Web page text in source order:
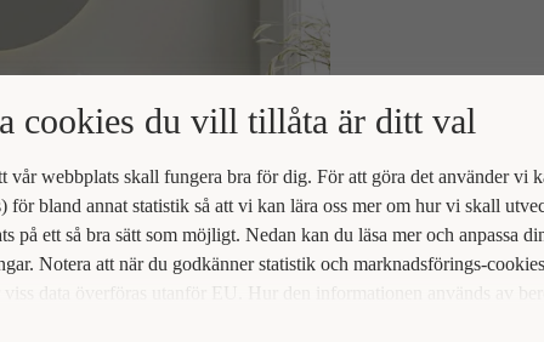
cookies du vill tillåta är ditt val
vår webbplats skall fungera bra för dig. För att göra det använder vi
för bland annat statistik så att vi kan lära oss mer om hur vi skall
på ett så bra sätt som möjligt. Nedan kan du läsa mer och anpassa
Notera att när du godkänner statistik och marknadsförings-cookies
data överföras utanför EU. Hur den informationen används av